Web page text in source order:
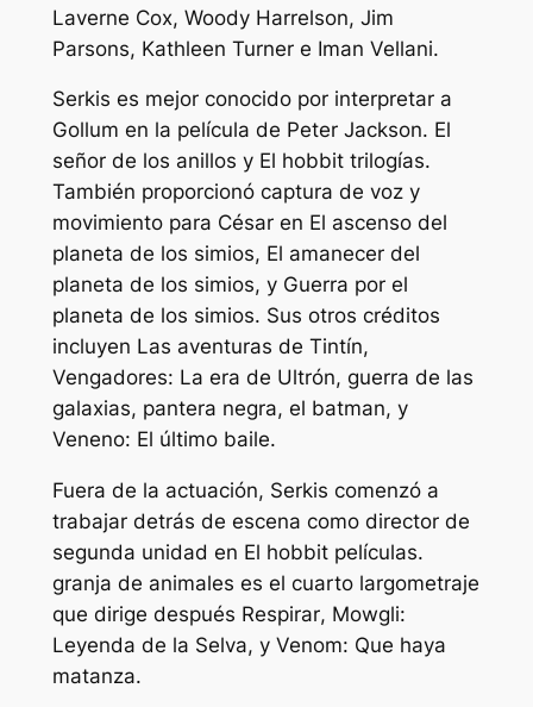
Laverne Cox, Woody Harrelson, Jim
Parsons, Kathleen Turner e Iman Vellani.
Serkis es mejor conocido por interpretar a
Gollum en la película de Peter Jackson. El
señor de los anillos y El hobbittrilogías.
También proporcionó captura de voz y
movimiento para César en El ascenso del
planeta de los simios, El amanecer del
planeta de los simios, y Guerra por el
planeta de los simios. Sus otros créditos
incluyen Las aventuras de Tintín,
Vengadores: La era de Ultrón, guerra de las
galaxias, pantera negra, el batman, y
Veneno: El último baile.
Fuera de la actuación, Serkis comenzó a
trabajar detrás de escena como director de
segunda unidad en El hobbitpelículas.
granja de animales es el cuarto largometraje
que dirige después Respirar, Mowgli:
Leyenda de la Selva, y Venom: Que haya
matanza.